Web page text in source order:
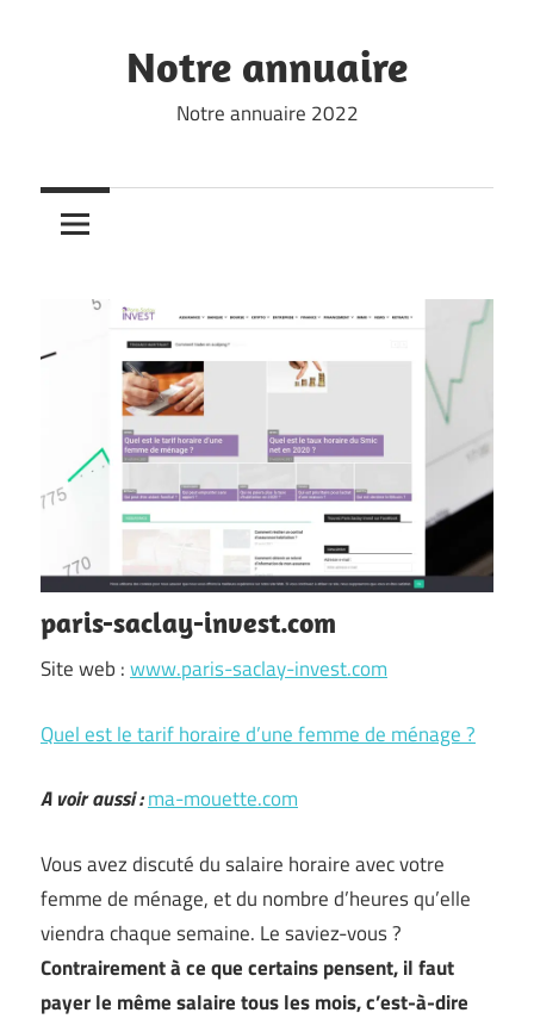
Notre annuaire
Notre annuaire 2022
paris-saclay-invest.com
Site web :www.paris-saclay-invest.com
Quel est le tarif horaire d’une femme de ménage ?
A voir aussi :ma-mouette.com
Vous avez discuté du salaire horaire avec votre
femme de ménage, et du nombre d’heures qu’elle
viendra chaque semaine. Le saviez-vous ?
Contrairement à ce que certains pensent, il faut
payer le même salaire tous les mois, c’est-à-dire